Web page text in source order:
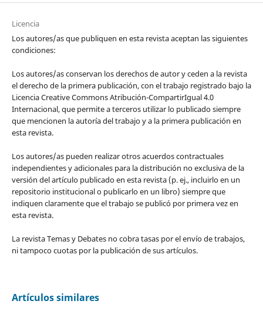
Licencia
Los autores/as que publiquen en esta revista aceptan las siguientes
condiciones:
Los autores/as conservan los derechos de autor y ceden a la revista
el derecho de la primera publicación, con el trabajo registrado bajo la
Licencia Creative Commons Atribución-CompartirIgual 4.0
Internacional, que permite a terceros utilizar lo publicado siempre
que mencionen la autoría del trabajo y a la primera publicación en
esta revista.
Los autores/as pueden realizar otros acuerdos contractuales
independientes y adicionales para la distribución no exclusiva de la
versión del artículo publicado en esta revista (p. ej., incluirlo en un
repositorio institucional o publicarlo en un libro) siempre que
indiquen claramente que el trabajo se publicó por primera vez en
esta revista.
La revista Temas y Debates no cobra tasas por el envío de trabajos,
ni tampoco cuotas por la publicación de sus artículos.
Artículos similares